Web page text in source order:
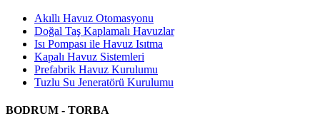
Akıllı Havuz Otomasyonu
Doğal Taş Kaplamalı Havuzlar
Isı Pompası ile Havuz Isıtma
Kapalı Havuz Sistemleri
Prefabrik Havuz Kurulumu
Tuzlu Su Jeneratörü Kurulumu
BODRUM - TORBA